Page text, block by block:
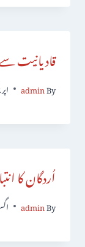
قادیانیت
By
admin
اُردگان کا
By
admin